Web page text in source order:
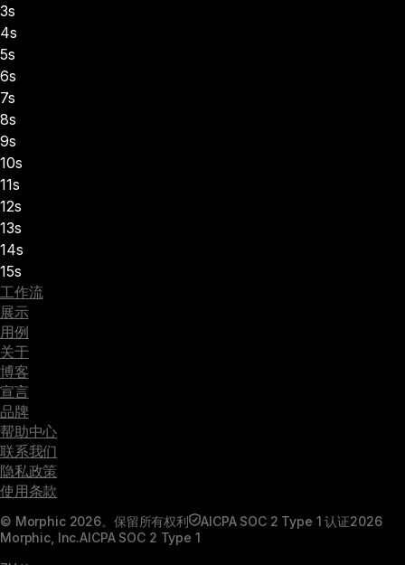
3s
4s
5s
6s
7s
8s
9s
10s
11s
12s
13s
14s
15s
工作流
展示
用例
关于
博客
宣言
品牌
帮助中心
联系我们
隐私政策
使用条款
© Morphic 2026。保留所有权利 AICPA SOC 2 Type 1 认证2026
Morphic, Inc.AICPA SOC 2 Type 1